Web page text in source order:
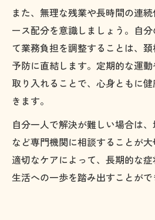
また、無理な残業や長時間の連
ース配分を意識しましょう。自
て業務負担を調整することは、
予防に直結します。定期的な運
取り入れることで、心身ともに
きます。
自分一人で解決が難しい場合は
など専門機関に相談することが
適切なケアによって、長期的な
生活への一歩を踏み出すことがで